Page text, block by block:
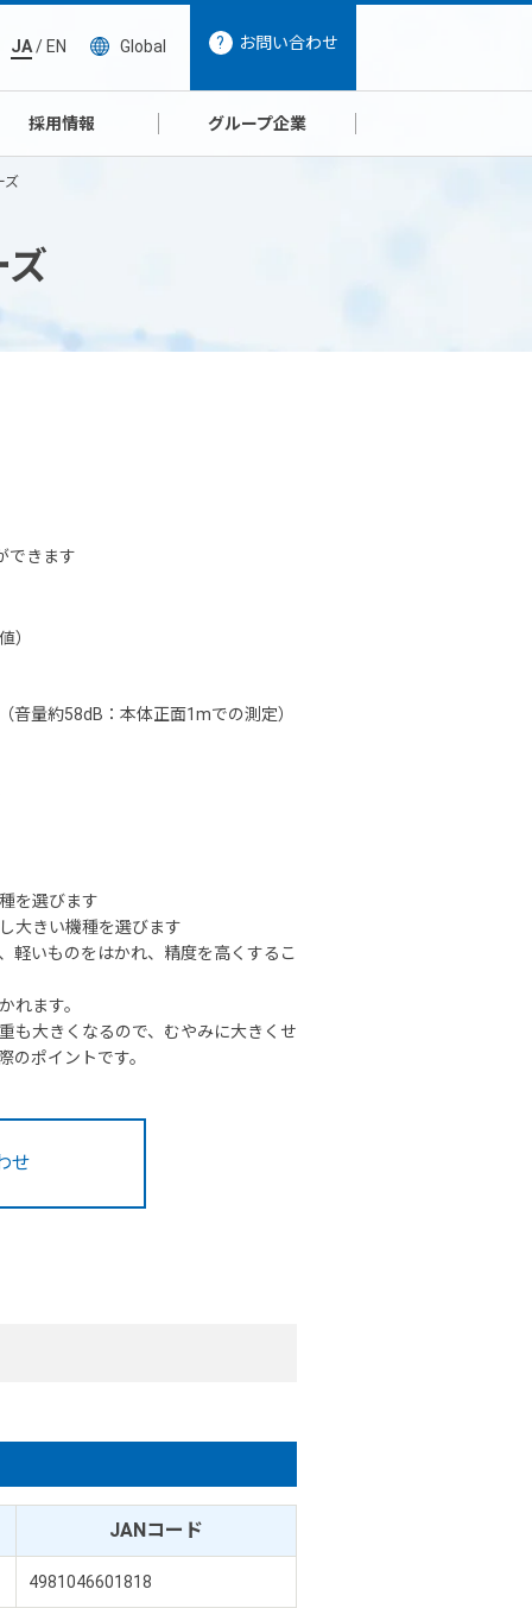
JA/ EN Global お問い合わせ
採用情報 グループ企業
ズ
できます
）
音量約58dB：本体正面1mでの測定）
を選びます
大きい機種を選びます
軽いものをはかれ、精度を高くするこ
れます。
も大きくなるので、むやみに大きくせ
のポイントです。
せ
JANコード
4981046601818